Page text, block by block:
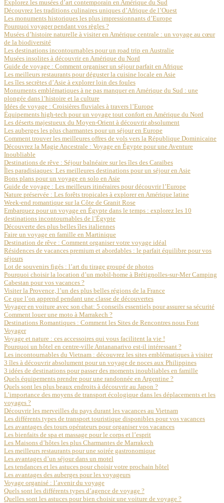
Explorez les musées d’art contemporain en Amérique du Sud
Découvrez les traditions culinaires uniques d’Afrique de l’Ouest
Les monuments historiques les plus impressionnants d’Europe
Pourquoi voyager pendant vos règles ?
Musées d’histoire naturelle à visiter en Amérique centrale : un voyage au cœur
de la biodiversité
Les destinations incontournables pour un road trip en Australie
Musées insolites à découvrir en Amérique du Nord
Guide de voyage : Comment organiser un séjour parfait en Afrique
Les meilleurs restaurants pour déguster la cuisine locale en Asie
Les îles secrètes d’Asie à explorer loin des foules
Monuments emblématiques à ne pas manquer en Amérique du Sud : une
plongée dans l’histoire et la culture
Idées de voyage : Croisières fluviales à travers l’Europe
Équipements high-tech pour un voyage tout confort en Amérique du Nord
Les déserts majestueux du Moyen-Orient à découvrir absolument
Les auberges les plus charmantes pour un séjour en Europe
Comment trouver les meilleures offres de vols vers la République Dominicaine
Découvrez la Magie Ancestrale : Voyage en Égypte pour une Aventure
Inoubliable
Destinations de rêve : Séjour balnéaire sur les îles des Caraïbes
Îles paradisiaques: Les meilleures destinations pour un séjour en Asie
Bons plans pour un voyage en solo en Asie
Guide de voyage : Les meilleurs itinéraires pour découvrir l’Europe
Nature préservée : Les forêts tropicales à explorer en Amérique latine
Week-end romantique sur la Côte de Granit Rose
Embarquez pour un voyage en Égypte dans le temps : explorez les 10
destinations incontournables de l’Égypte
Découverte des plus belles îles italiennes
Faire un voyage en famille en Martinique
Destination de rêve : Comment organiser votre voyage idéal
Résidences de vacances premium et abordables : le parfait équilibre pour vos
séjours
Lot de souvenirs figés : l’art du tirage groupé de photos
Pourquoi choisir la location d’un mobil-home à Brétignolles-sur-Mer Camping
Cabestan pour vos vacances ?
Visiter la Provence, l’un des plus belles régions de la France
Ce que l’on apprend pendant une classe de découvertes
Voyager en voiture avec son chat: 5 conseils essentiels pour assurer sa sécurité
Comment louer une moto à Marrakech ?
Destinations Romantiques : Comment les Sites de Rencontres nous Font
Voyager
Voyage et nature : ces accessoires qui vous facilitent la vie !
Pourquoi un hôtel en centre-ville Antananarivo est-il intéressant ?
Les incontournables du Vietnam : découvrez les sites emblématiques à visiter
3 îles à découvrir absolument pour un voyage de noces aux Philippines
3 idées de destinations pour passer des moments inoubliables en famille
Quels équipements prendre pour une randonnée en Argentine ?
Quels sont les plus beaux endroits à découvrir au Japon ?
L’importance des moyens de transport écologique dans les déplacements et les
voyages ?
Découvrir les merveilles du pays durant les vacances au Vietnam
Les différents types de transport touristique disponibles pour vos vacances
Les avantages des tours opérateurs pour organiser vos vacances
Les bienfaits de spa et massage pour le corps et l’esprit
Les Maisons d’hôtes les plus Charmantes de Marrakech
Les meilleurs restaurants pour une soirée gastronomique
Les avantages d’un séjour dans un motel
Les tendances et les astuces pour choisir votre prochain hôtel
Les avantages des auberges pour les voyageurs
Voyage organisé : l’avenir du voyage
Quels sont les différents types d’agence de voyage ?
Quelles sont les astuces pour bien choisir une voiture de voyage ?